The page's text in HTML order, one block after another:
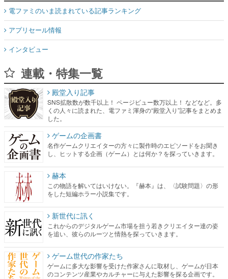
電ファミのいま読まれている記事ランキング
アプリセール情報
インタビュー
連載・特集一覧
殿堂入り記事
SNS拡散数が数千以上！ ページビュー数万以上！ などなど。多
くの人々に読まれた、電ファミ渾身の“殿堂入り”記事をまとめま
した。
ゲームの企画書
名作ゲームクリエイターの方々に製作時のエピソードをお聞き
し、ヒットする企画（ゲーム）とは何か？を探っていきます。
赫本
この物語を解いてはいけない。『赫本』は、〈試験問題〉の形
をした短編ホラー小説集です。
新世代に訊く
これからのデジタルゲーム市場を担う若きクリエイター達の姿
を追い、彼らのルーツと情熱を探っていきます。
ゲーム世代の作家たち
ゲームに多大な影響を受けた作家さんに取材し、ゲームが日本
のコンテンツ産業やカルチャーに与えた影響を探る企画です。